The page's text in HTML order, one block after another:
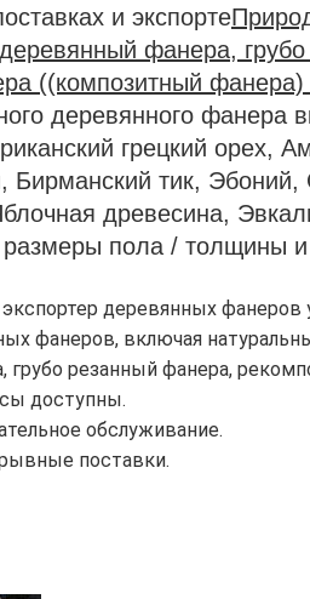
и экспорте
фанера,
((композитный
деревянного фанера
грецкий орех,
Бирманский тик, Эбоний,
древесина,
пола / толщины
деревянных фанеров
фанеров, включая
резанный фанера,
доступны.
обслуживание.
поставки.